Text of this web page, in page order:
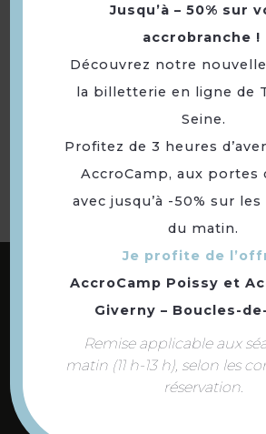
localisation
m
Retourner
à la
ABONNEZ-VOUS À NOTRE
DÉCOUVREZ LES
73 COMMUNES
DE NOTRE TERRITOIRE
Jusqu’à – 50% sur
accrobranche !
Découvrez notre
la billetterie en ligne de
Seine.
Profitez de 3 heures
AccroCamp, aux portes
avec jusqu’à -50% sur
du matin.
Je profite de
AccroCamp Poissy et
Giverny – Boucles-
Remise applicable aux
matin (11 h-13 h), selon les
réservation.